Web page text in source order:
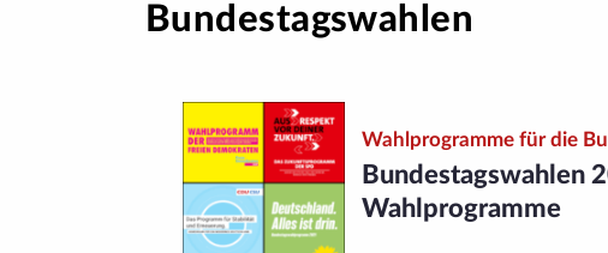
Bundestagswahlen
Wahlprogramme für die
Bundestags­wahlen
Wahlprogramme